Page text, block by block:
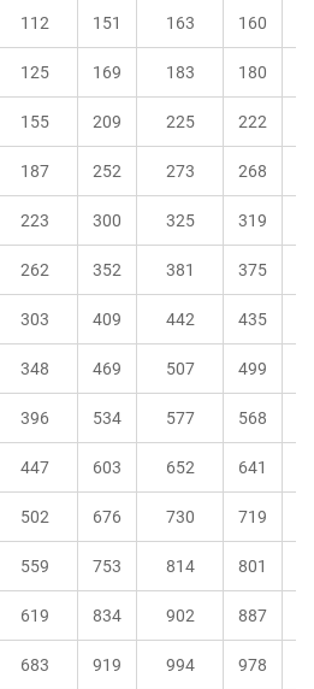
112 151 163 160
125 169 183 180
155 209 225 222
187 252 273 268
223 300 325 319
262 352 381 375
303 409 442 435
348 469 507 499
396 534 577 568
447 603 652 641
502 676 730 719
559 753 814 801
619 834 902 887
683 919 994 978